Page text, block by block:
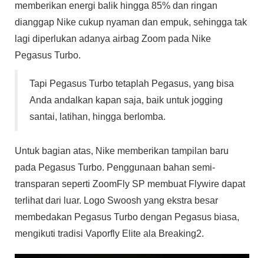
memberikan energi balik hingga 85% dan ringan
dianggap Nike cukup nyaman dan empuk, sehingga tak
lagi diperlukan adanya airbag Zoom pada Nike
Pegasus Turbo.
Tapi Pegasus Turbo tetaplah Pegasus, yang bisa
Anda andalkan kapan saja, baik untuk jogging
santai, latihan, hingga berlomba.
Untuk bagian atas, Nike memberikan tampilan baru
pada Pegasus Turbo. Penggunaan bahan semi-
transparan seperti ZoomFly SP membuat Flywire dapat
terlihat dari luar. Logo Swoosh yang ekstra besar
membedakan Pegasus Turbo dengan Pegasus biasa,
mengikuti tradisi Vaporfly Elite ala Breaking2.